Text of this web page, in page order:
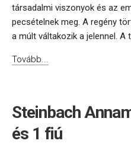
társadalmi viszonyok és az
pecsételnek meg. A regény
a múlt váltakozik a jelennel. A
Tovább...
Steinbach
és 1 fiú